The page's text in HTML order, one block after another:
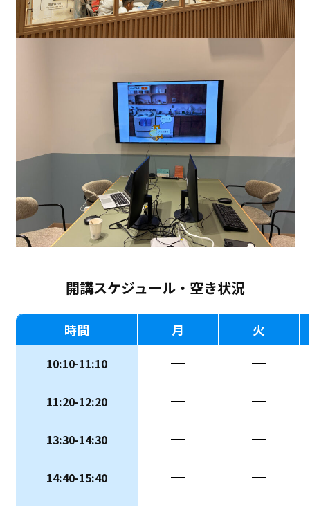
開講スケジュール・空き状況
時間 月 火
10:10-11:10 ー ー
11:20-12:20 ー ー
13:30-14:30 ー ー
14:40-15:40 ー ー